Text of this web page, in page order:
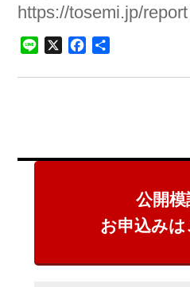
https://tosemi.jp/report
Line X Facebook
公開模
お申込み